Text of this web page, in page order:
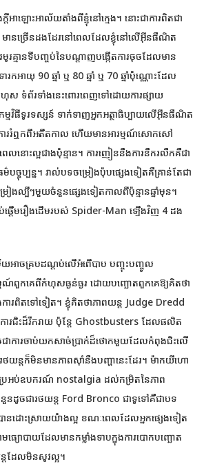
អាឡោះអាល័យ​តាំង​ពី​ខ្ញុំ​នៅ​ក្មេង។ នោះជាការពិតជា
ានច្រើនដងដែរនៅពេលដែលខ្ញុំនៅលើអ៊ីនធឺណិត
គ្មានទីបញ្ចប់នៃបណ្តាញបង្កើតការចុចដែលមាន
កអាយុ 90 ឆ្នាំ ឬ 80 ឆ្នាំ ឬ 70 ឆ្នាំប៉ុណ្ណោះដែល
ស ទំព័រទាំងនេះពោរពេញទៅដោយការផ្សាយ
ម្មវិធីទូរទស្សន៍ ទាក់ទាញអ្នកអត្ថាធិប្បាយលើអ៊ីនធឺណិត
ររំឮកពីអតីតកាល ហើយមានអារម្មណ៍សោកសៅ
នោះល្អជាងប៉ុន្មាន។ ការញៀននឹងការនឹករលឹកគឺជា
ច្ចុប្បន្ន។ រាល់បទចម្រៀងប៉ុបផ្សេងទៀតគឺគ្រាន់តែជា
ៀងល្បីៗមួយចំនួនផ្សេងទៀតកាលពីប៉ុន្មានឆ្នាំមុន។
ផ្ដើមរឿងដើមរបស់ Spider-Man ឡើងវិញ 4 ដង
យអាចគ្របដណ្តប់លើអំពើបាប បញ្ចុះបញ្ចូល
ណ៍ពួកគេពីកំហុសធ្ងន់ធ្ងរ ដោយបញ្ឆោតពួកគេឱ្យគិតថា
ការពិតទៅទៀត។ ខ្ញុំគិតថាភាពយន្ត Judge Dredd
ារជិះដ៏រីករាយ ប៉ុន្តែ Ghostbusters ដែលផលិត
ជាការចាប់យកសាច់ប្រាក់ដ៏ថោកមួយដែលកំពុងជិះលើ
ថយន្តក៏មិនមានភាពស៊ាំនឹងបញ្ហានេះដែរ។ ម៉ាកយីហោ
ប្រអប់ឧបករណ៍ nostalgia ដល់កម្រិតនៃភាព
នដូចជារថយន្ត Ford Bronco ជាទូទៅគឺជាបទ
នដោះស្រាយយ៉ាងល្អ ខណៈពេលដែលអ្នកផ្សេងទៀត
មធ្យោបាយដែលមានកម្លាំងទាបក្នុងការបោកបញ្ឆោត
តដែលមិនសូវល្អ។